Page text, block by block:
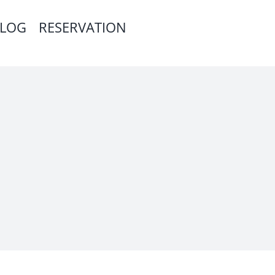
RESERVATION